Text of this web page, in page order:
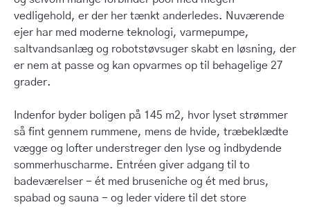
vedligehold, er der her tænkt anderledes. Nuværende
ejer har med moderne teknologi, varmepumpe,
saltvandsanlæg og robotstøvsuger skabt en løsning, der
er nem at passe og kan opvarmes op til behagelige 27
grader.
Indenfor byder boligen på 145 m2, hvor lyset strømmer
så fint gennem rummene, mens de hvide, træbeklædte
vægge og lofter understreger den lyse og indbydende
sommerhuscharme. Entréen giver adgang til to
badeværelser - ét med bruseniche og ét med brus,
spabad og sauna - og leder videre til det store